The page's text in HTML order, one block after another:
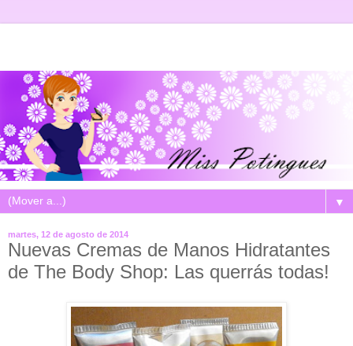
▼
martes, 12 de agosto de 2014
Nuevas Cremas de Manos Hidratantes
de The Body Shop: Las querrás todas!